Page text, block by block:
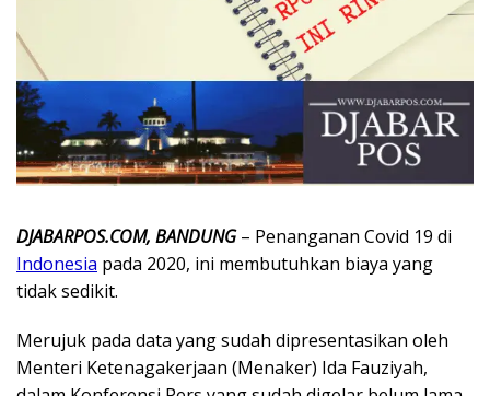
DJABARPOS.COM, BANDUNG– Penanganan Covid 19 di
Indonesia pada 2020, ini membutuhkan biaya yang
tidak sedikit.
Merujuk pada data yang sudah dipresentasikan oleh
Menteri Ketenagakerjaan (Menaker) Ida Fauziyah,